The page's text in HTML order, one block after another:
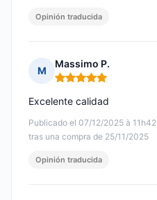
Opinión traducida
M
Massimo P.
Nota: 5 de 5
Publicado el 07/12/2025 à 11h42
tras una compra de 25/11/2025
Excelente calidad
Opinión traducida